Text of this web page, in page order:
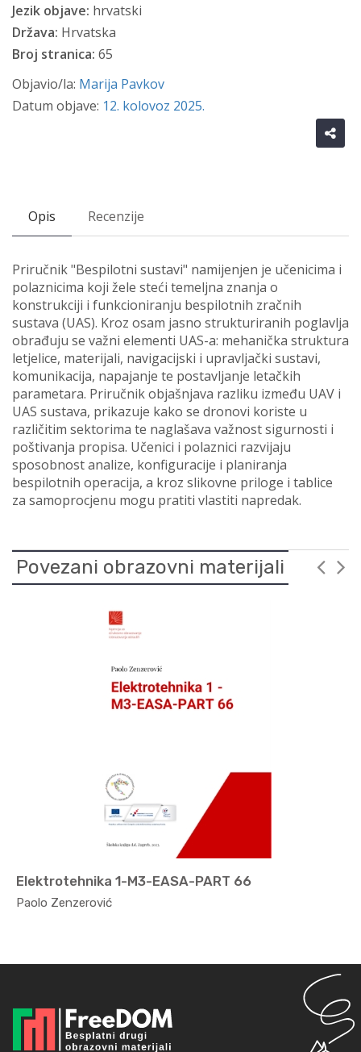
Jezik objave: hrvatski
Država: Hrvatska
Broj stranica: 65
Objavio/la: Marija Pavkov
Datum objave: 12. kolovoz 2025.
Opis Recenzije
Priručnik "Bespilotni sustavi" namijenjen je učenicima i
polaznicima koji žele steći temeljna znanja o
konstrukciji i funkcioniranju bespilotnih zračnih
sustava (UAS). Kroz osam jasno strukturiranih poglavlja
obrađuju se važni elementi UAS-a: mehanička struktura
letjelice, materijali, navigacijski i upravljački sustavi,
komunikacija, napajanje te postavljanje letačkih
parametara. Priručnik objašnjava razliku između UAV i
UAS sustava, prikazuje kako se dronovi koriste u
različitim sektorima te naglašava važnost sigurnosti i
poštivanja propisa. Učenici i polaznici razvijaju
sposobnost analize, konfiguracije i planiranja
bespilotnih operacija, a kroz slikovne priloge i tablice
za samoprocjenu mogu pratiti vlastiti napredak.
Povezani obrazovni materijali
Elektrotehnika 1-M3-EASA-PART 66
Paolo Zenzerović